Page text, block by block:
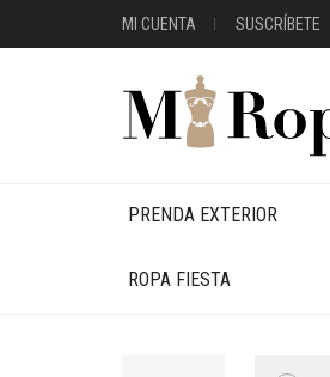
MI CUENTA SUSCRÍBETE
PRENDA EXTERIOR
ROPA FIESTA